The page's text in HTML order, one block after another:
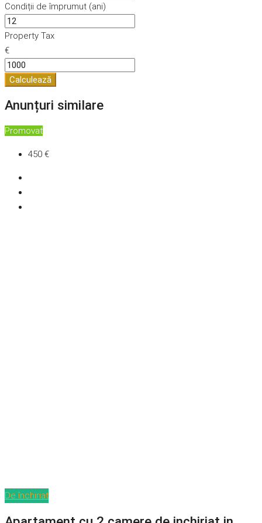
Condiții de împrumut (ani)
Property Tax
€
Calculează
Anunțuri similare
Promovat
450 €
De închiriat